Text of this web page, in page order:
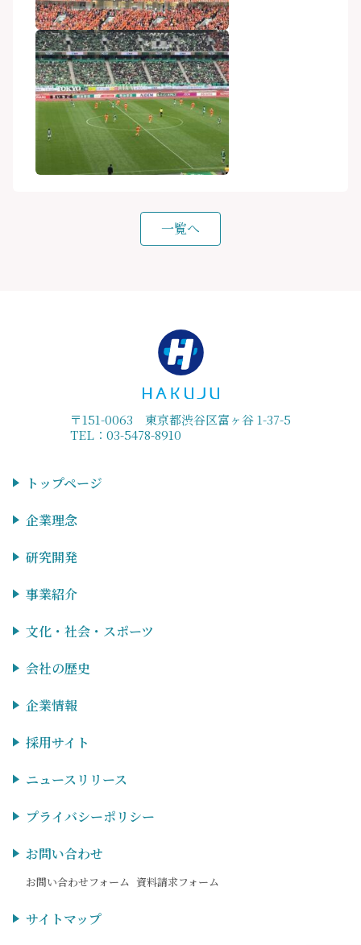
一覧へ
〒151-0063 東京都渋谷区富ヶ谷 1-37-5
TEL：03-5478-8910
トップページ
企業理念
研究開発
事業紹介
文化・社会・スポーツ
会社の歴史
企業情報
採用サイト
ニュースリリース
プライバシーポリシー
お問い合わせ
お問い合わせフォーム 資料請求フォーム
サイトマップ